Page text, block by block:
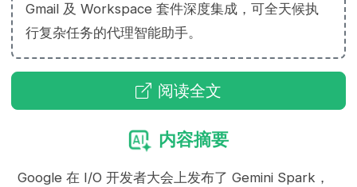
Gmail 及 Workspace 套件深度集成，可全天候执
行复杂任务的代理智能助手。
阅读全文
内容摘要
Google 在 I/O 开发者大会上发布了 Gemini Spark，